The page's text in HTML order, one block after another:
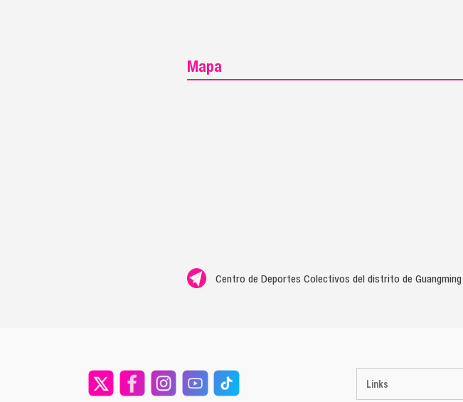
Mapa
Centro de Deportes Colectivos del distrito de Guangming
Links